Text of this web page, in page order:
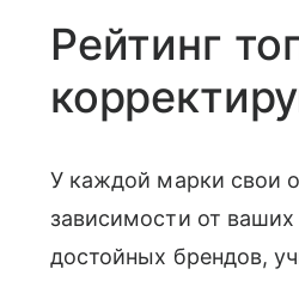
Рейтинг
У каждой марки свои
зависимости от
достойных брендов,